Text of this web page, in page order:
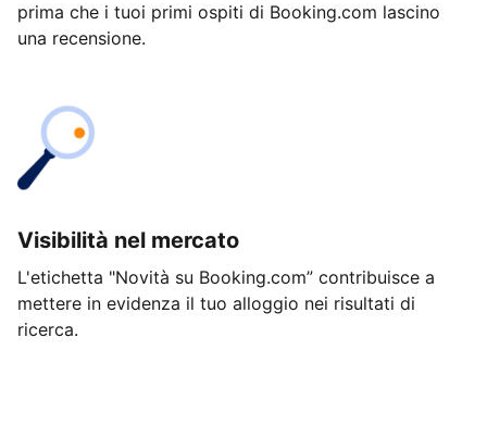
prima che i tuoi primi ospiti di Booking.com lascino
una recensione.
Visibilità nel mercato
L'etichetta "Novità su Booking.com” contribuisce a
mettere in evidenza il tuo alloggio nei risultati di
ricerca.